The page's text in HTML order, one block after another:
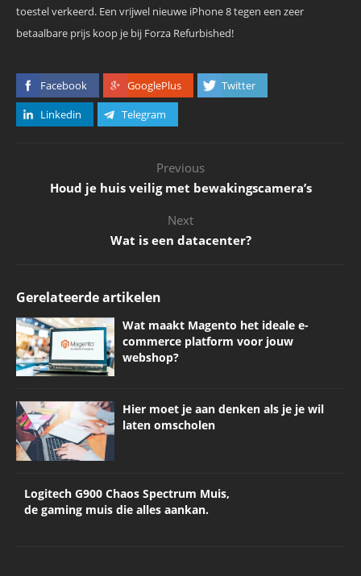
toestel verkeerd. Een vrijwel nieuwe iPhone 8 tegen een zeer
betaalbare prijs koop je bij Forza Refurbished!
Facebook GooglePlus
Twitter
Linkedin
Telegram
Previous
Houd je huis veilig met bewakingscamera’s
Next
Wat is een datacenter?
Gerelateerde artikelen
Wat maakt Magento het ideale e-
commerce platform voor jouw
webshop?
Hier moet je aan denken als je je wil
laten omscholen
Logitech G900 Chaos Spectrum Muis,
de gaming muis die alles aankan.